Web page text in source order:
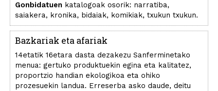
Gonbidatuen katalogoak osorik: narratiba,
saiakera, kronika, bidaiak, komikiak, txukun txukun.
Bazkariak eta afariak
14etatik 16etara dasta dezakezu Sanferminetako
menua: gertuko produktuekin egina eta kalitatez,
proportzio handian ekologikoa eta ohiko
prozesuekin landua. Erreserba asko daude, deitu